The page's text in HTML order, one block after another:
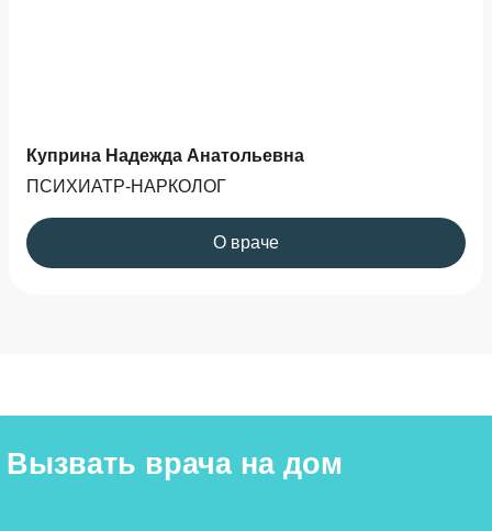
Куприна Надежда Анатольевна
ПСИХИАТР-НАРКОЛОГ
О враче
Вызвать врача на дом